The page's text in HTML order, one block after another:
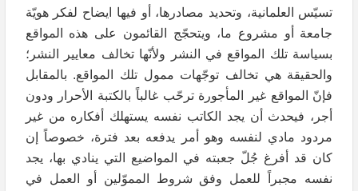
تسيّس العلمانية، وتحديد مصادرها، أو فيها ايضاح لفكر هويّة
جامعة أو مشروع ما، ويتحجّج القائمون على هذه المواقع
بسياسة تلك المواقع في النشر ولأنّها تخالف معايير النشر؛
والحقيقة هي تخالف توجّهات ممول تلك المواقع. بالمقابل
فإنّ المواقع غير المأجورة ترحّب غالباً بالكتبة الأحرار ودون
أجر، فيحدث أن يجد الكاتب نفسه يستهلك أفكاره من غير
مردود مادي لنفسه وهو أمر يدفعه بعد فترة، خصوصاً إن
كان قد أفرغ جُلّ جعبته في المواضيع التي ينادي بها، يجد
نفسه مجبراً للعمل وفق شروط المموّلين أو العمل في